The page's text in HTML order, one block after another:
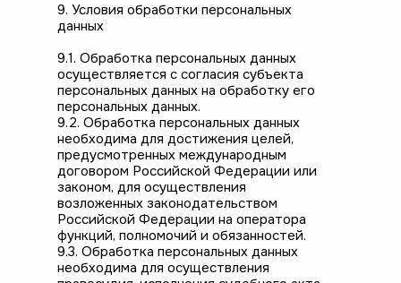
9. Условия обработки персональных
данных
9.1. Обработка персональных данных
осуществляется с согласия субъекта
персональных данных на обработку его
персональных данных.
9.2. Обработка персональных данных
необходима для достижения целей,
предусмотренных международным
договором Российской Федерации или
законом, для осуществления
возложенных законодательством
Российской Федерации на оператора
функций, полномочий и обязанностей.
9.3. Обработка персональных данных
необходима для осуществления